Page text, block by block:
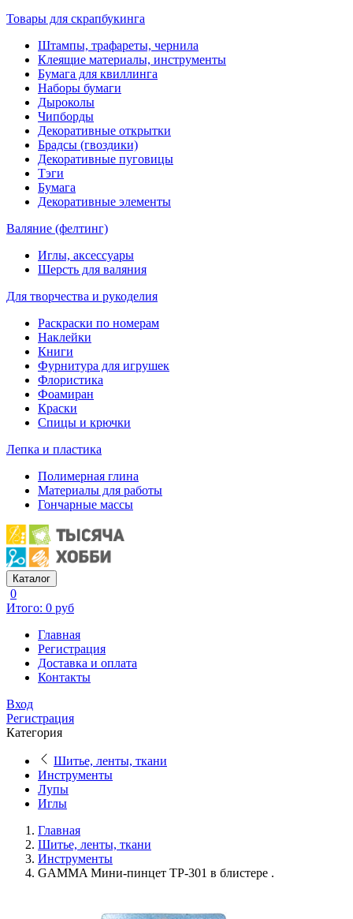
Товары для скрапбукинга
Штампы, трафареты, чернила
Клеящие материалы, инструменты
Бумага для квиллинга
Наборы бумаги
Дыроколы
Чипборды
Декоративные открытки
Брадсы (гвоздики)
Декоративные пуговицы
Тэги
Бумага
Декоративные элементы
Валяние (фелтинг)
Иглы, аксессуары
Шерсть для валяния
Для творчества и рукоделия
Раскраски по номерам
Наклейки
Книги
Фурнитура для игрушек
Флористика
Фоамиран
Краски
Спицы и крючки
Лепка и пластика
Полимерная глина
Материалы для работы
Гончарные массы
Каталог
0
Итого: 0 руб
Главная
Регистрация
Доставка и оплата
Контакты
Вход
Регистрация
Категория
Шитье, ленты, ткани
Инструменты
Лупы
Иглы
Главная
Шитье, ленты, ткани
Инструменты
GAMMA Мини-пинцет ТР-301 в блистере .